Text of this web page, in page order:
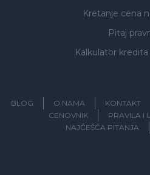
Kretanje cena
Pitaj
Kalkulator kredita
BLOG O NAMA KONTAKT
CENOVNIK
PRAVILA I
NAJČEŠĆA PITANJA